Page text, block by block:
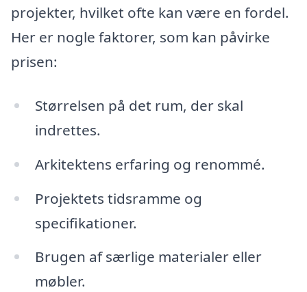
projekter, hvilket ofte kan være en fordel.
Her er nogle faktorer, som kan påvirke
prisen:
Størrelsen på det rum, der skal
indrettes.
Arkitektens erfaring og renommé.
Projektets tidsramme og
specifikationer.
Brugen af særlige materialer eller
møbler.